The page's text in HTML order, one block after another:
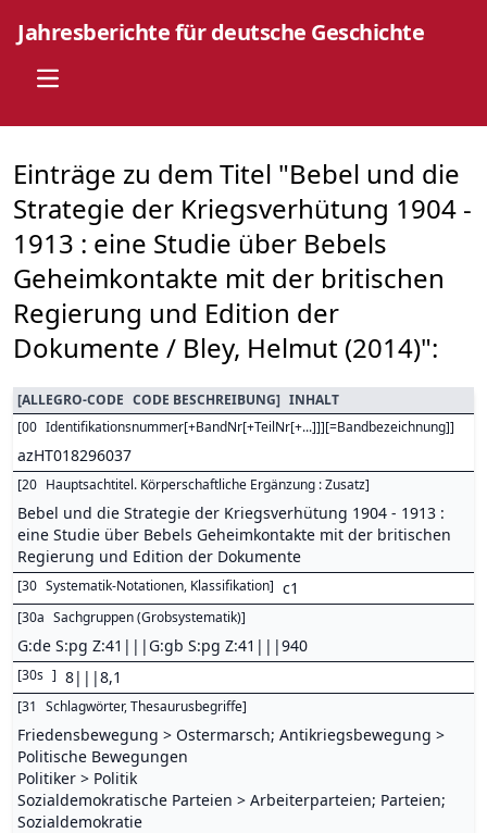
Jahresberichte für deutsche Geschichte
Open main menu
Einträge zu dem Titel "Bebel und die
Strategie der Kriegsverhütung 1904 -
1913 : eine Studie über Bebels
Geheimkontakte mit der britischen
Regierung und Edition der
Dokumente / Bley, Helmut (2014)":
[ALLEGRO-CODE CODE BESCHREIBUNG] INHALT
[00 Identifikationsnummer[+BandNr[+TeilNr[+...]]][=Bandbezeichnung]]
azHT018296037
[20 Hauptsachtitel. Körperschaftliche Ergänzung : Zusatz]
Bebel und die Strategie der Kriegsverhütung 1904 - 1913 :
eine Studie über Bebels Geheimkontakte mit der britischen
Regierung und Edition der Dokumente
[30 Systematik-Notationen, Klassifikation] c1
[30a Sachgruppen (Grobsystematik)]
G:de S:pg Z:41|||G:gb S:pg Z:41|||940
[30s ] 8|||8,1
[31 Schlagwörter, Thesaurusbegriffe]
Friedensbewegung > Ostermarsch; Antikriegsbewegung >
Politische Bewegungen
Politiker > Politik
Sozialdemokratische Parteien > Arbeiterparteien; Parteien;
Sozialdemokratie